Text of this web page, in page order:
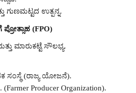
ಗುಣಮಟ್ಟದ ಉತ್ಪನ್ನ.
ಪ್ರೋತ್ಸಾಹ (FPO)
ಮಾರುಕಟ್ಟೆ ಸೌಲಭ್ಯ.
ಸಂಸ್ಥೆ (ರಾಜ್ಯ ಯೋಜನೆ).
Producer Organization).